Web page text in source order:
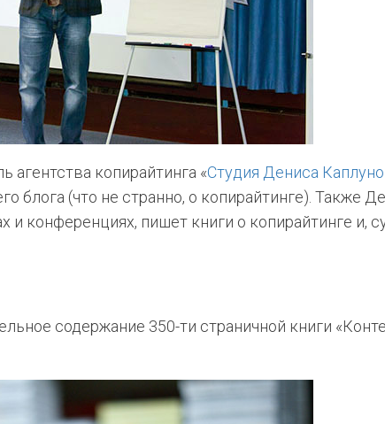
агентства копирайтинга «Студия Дениса
(что не странно, о копирайтинге). Также
и конференциях, пишет книги о копирайтинге и,
содержание 350-ти страничной книги